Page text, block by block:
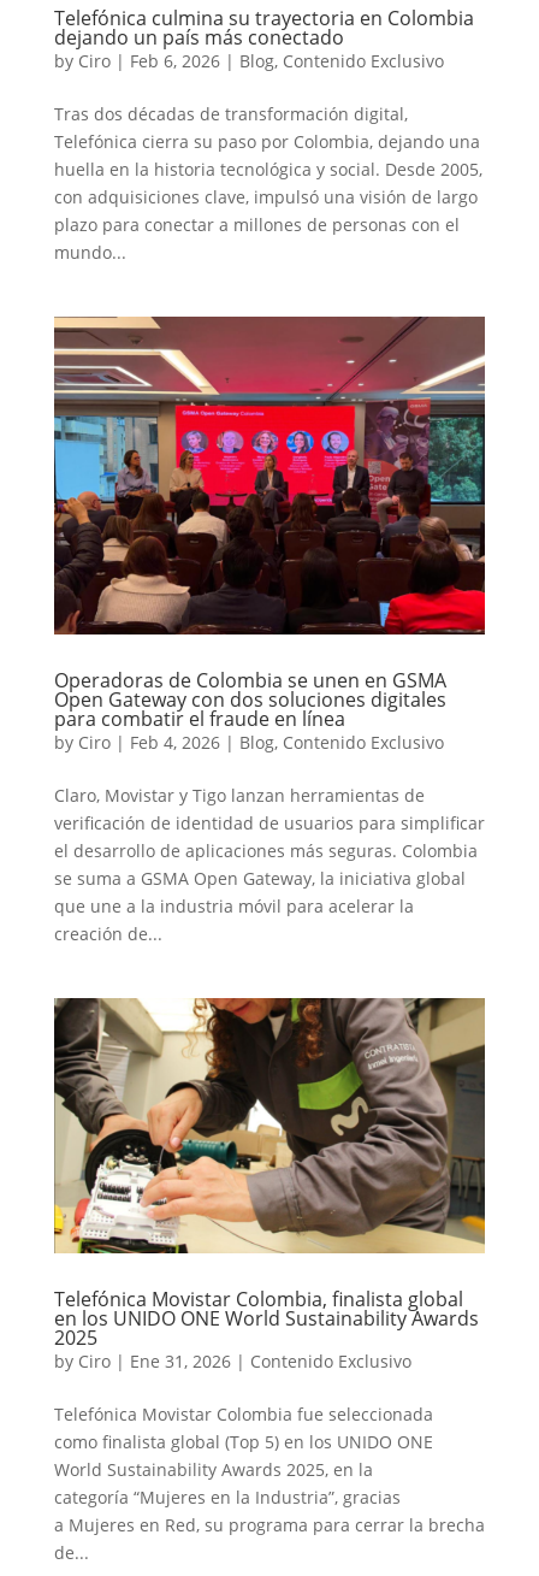
Telefónica culmina su trayectoria en Colombia
dejando un país más conectado
by Ciro| Feb 6, 2026| Blog, Contenido Exclusivo
Tras dos décadas de transformación digital,
Telefónica cierra su paso por Colombia, dejando una
huella en la historia tecnológica y social. Desde 2005,
con adquisiciones clave, impulsó una visión de largo
plazo para conectar a millones de personas con el
mundo...
Operadoras de Colombia se unen en GSMA
Open Gateway con dos soluciones digitales
para combatir el fraude en línea
by Ciro| Feb 4, 2026| Blog, Contenido Exclusivo
Claro, Movistar y Tigo lanzan herramientas de
verificación de identidad de usuarios para simplificar
el desarrollo de aplicaciones más seguras. Colombia
se suma a GSMA Open Gateway, la iniciativa global
que une a la industria móvil para acelerar la
creación de...
Telefónica Movistar Colombia, finalista global
en los UNIDO ONE World Sustainability Awards
2025
by Ciro| Ene 31, 2026| Contenido Exclusivo
Telefónica Movistar Colombia fue seleccionada
como finalista global (Top 5) en los UNIDO ONE
World Sustainability Awards 2025, en la
categoría “Mujeres en la Industria”, gracias
a Mujeres en Red, su programa para cerrar la brecha
de...